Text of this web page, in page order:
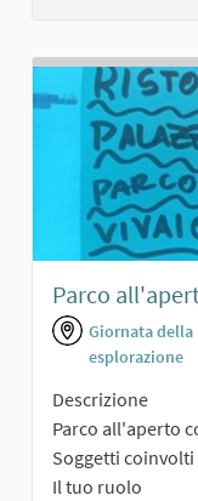
Parco
Giornata della
esplorazione
Descrizione
Parco all'aperto
Soggetti coinvolti
Il tuo ruolo